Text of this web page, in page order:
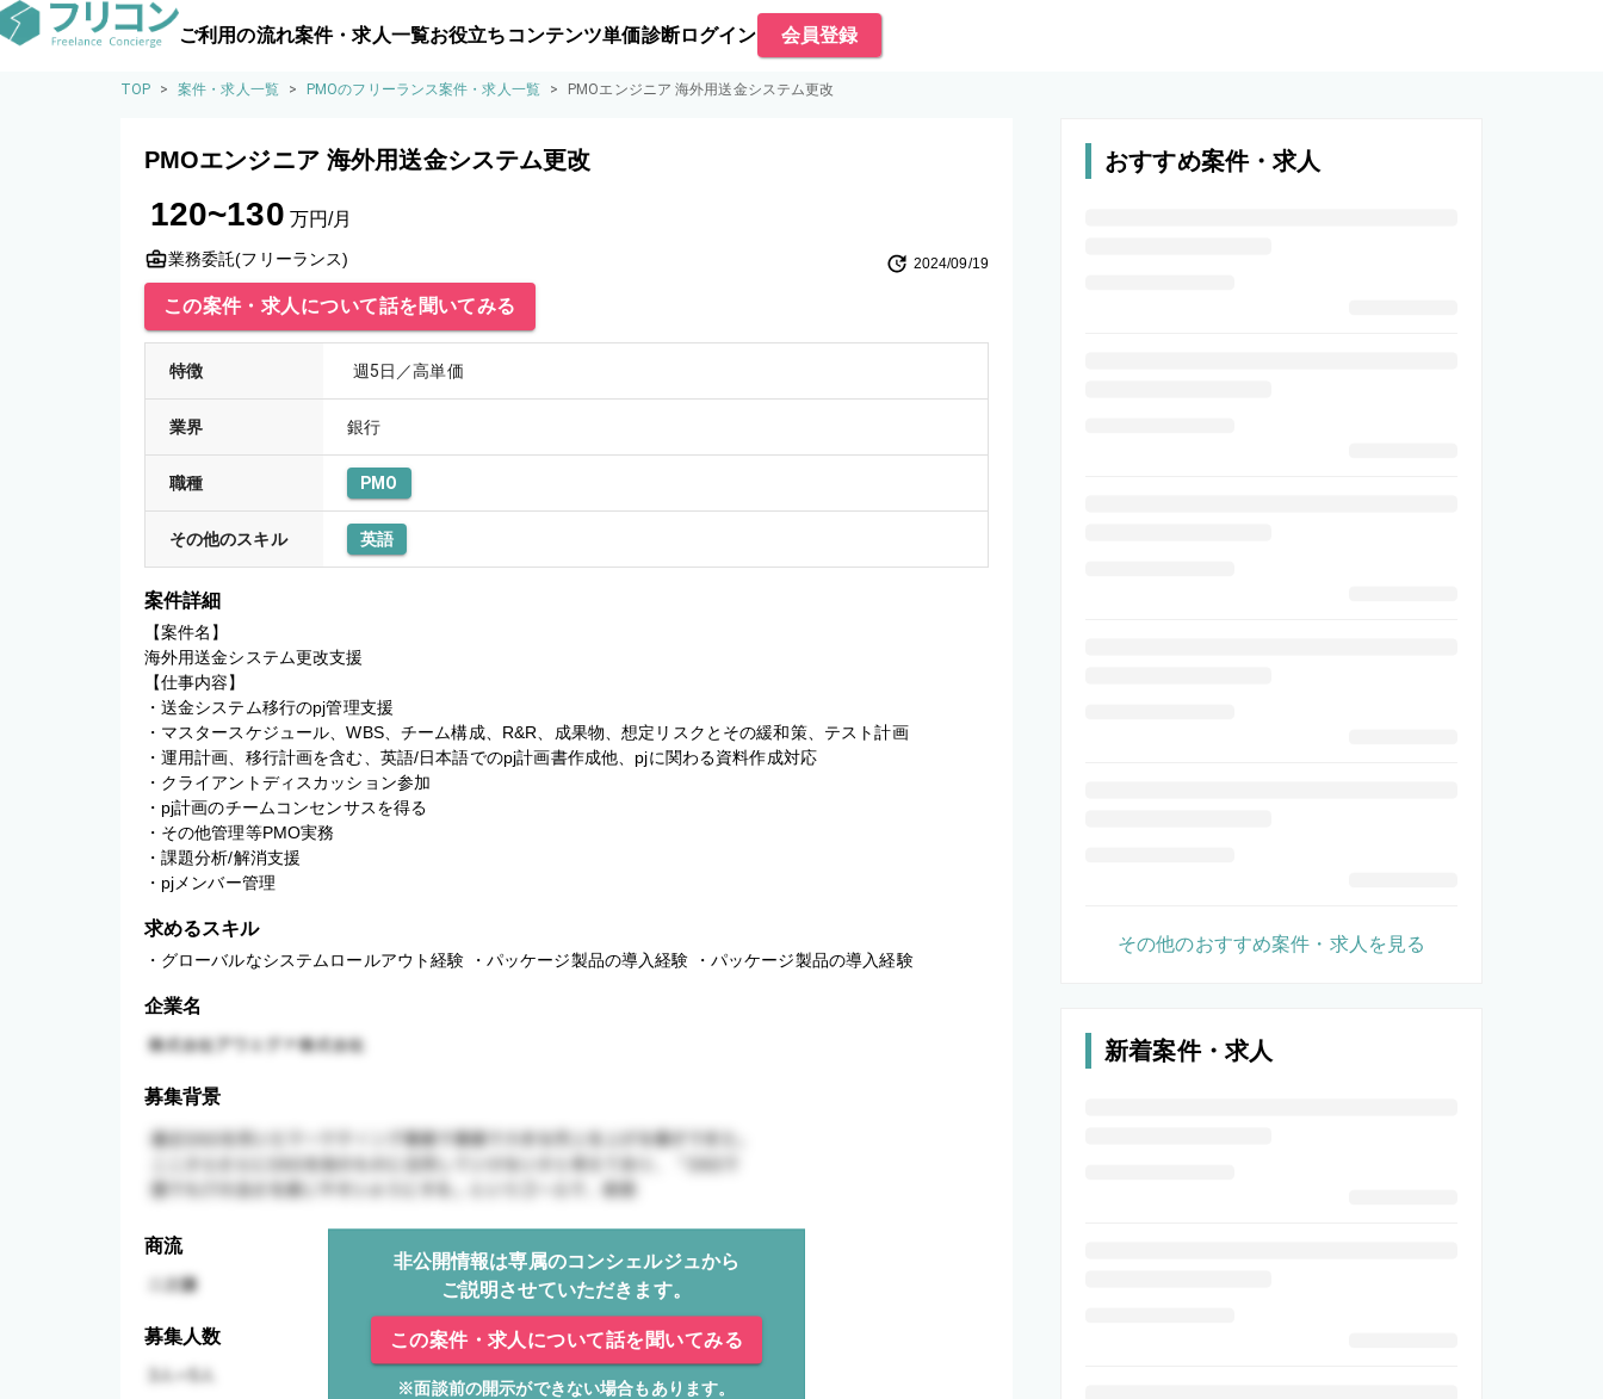
ご利用の流れ案件・求人一覧お役立ちコンテンツ単価診断ログイン 会員登録
TOP > 案件・求人一覧 > PMOのフリーランス案件・求人一覧 > PMOエンジニア 海外用送金システム更改
PMOエンジニア 海外用送金システム更改
120~130 万円/月
業務委託(フリーランス) 2024/09/19
この案件・求人について話を聞いてみる
特徴 週5日／高単価
業界 銀行
職種 PMO
その他のスキル 英語
案件詳細
【案件名】
海外用送金システム更改支援
【仕事内容】
・送金システム移行のpj管理支援
・マスタースケジュール、WBS、チーム構成、R&R、成果物、想定リスクとその緩和策、テスト計画
・運用計画、移行計画を含む、英語/日本語でのpj計画書作成他、pjに関わる資料作成対応
・クライアントディスカッション参加
・pj計画のチームコンセンサスを得る
・その他管理等PMO実務
・課題分析/解消支援
・pjメンバー管理
求めるスキル
・グローバルなシステムロールアウト経験 ・パッケージ製品の導入経験 ・パッケージ製品の導入経験
企業名
募集背景
商流
非公開情報は専属のコンシェルジュから
ご説明させていただきます。
この案件・求人について話を聞いてみる
※面談前の開示ができない場合もあります。
募集人数
おすすめ案件・求人
その他のおすすめ案件・求人を見る
新着案件・求人